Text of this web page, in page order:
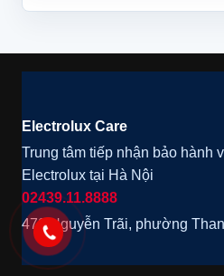
Electrolux Care
Trung tâm tiếp nhận bảo hành
Electrolux tại Hà Nội
02439.11.8888
472 Nguyễn Trãi, phường